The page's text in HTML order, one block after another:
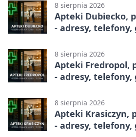
8 sierpnia 2026
Apteki Dubiecko,
- adresy,
8 sierpnia 2026
Apteki Fredropol,
- adresy,
8 sierpnia 2026
Apteki Krasiczyn,
- adresy,